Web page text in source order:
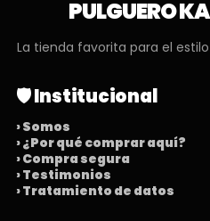
PULGUERO
La tienda favorita para el
🛡️ Institucional
› Somos
› ¿Por qué comprar aquí?
› Compra segura
› Testimonios
› Tratamiento de datos